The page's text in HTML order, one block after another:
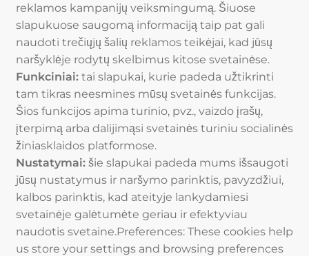
reklamos kampanijų veiksmingumą. Šiuose
slapukuose saugomą informaciją taip pat gali
naudoti trečiųjų šalių reklamos teikėjai, kad jūsų
naršyklėje rodytų skelbimus kitose svetainėse.
Funkciniai:tai slapukai, kurie padeda užtikrinti
tam tikras neesmines mūsų svetainės funkcijas.
Šios funkcijos apima turinio, pvz., vaizdo įrašų,
įterpimą arba dalijimąsi svetainės turiniu socialinės
žiniasklaidos platformose.
Nustatymai:šie slapukai padeda mums išsaugoti
jūsų nustatymus ir naršymo parinktis, pavyzdžiui,
kalbos parinktis, kad ateityje lankydamiesi
svetainėje galėtumėte geriau ir efektyviau
naudotis svetaine.Preferences: These cookies help
us store your settings and browsing preferences